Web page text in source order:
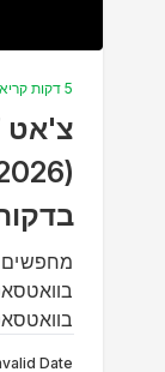
5 דקות קריאה
Date